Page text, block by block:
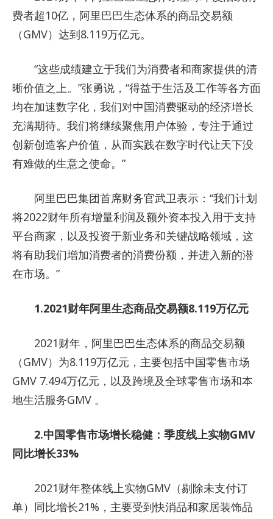
费者超10亿，阿里巴巴生态体系的商品交易额
（GMV）达到8.119万亿元。
“这些成绩建立于我们为消费者和商家提供的清
晰价值之上。”张勇说，“得益于生活及工作等各方面
均在加速数字化，我们对中国消费驱动的经济增长
充满期待。我们将继续聚焦用户体验，专注于通过
创新创造客户价值，从而实践在数字时代让天下没
有难做的生意之使命。”
阿里巴巴集团首席财务官武卫表示：“我们计划
将2022财年所有增量利润及额外资本投入用于支持
平台商家，以及投资于新业务和关键战略领域，这
将有助我们增加消费者的消费份额，并进入新的潜
在市场。”
1.2021财年阿里生态商品交易额8.119万亿元
2021财年，阿里巴巴生态体系的商品交易额
（GMV）为8.119万亿元，主要包括中国零售市场
GMV 7.494万亿元，以及跨境及全球零售市场和本
地生活服务GMV 。
2.中国零售市场增长稳健：季度线上实物GMV
同比增长33%
2021财年整体线上实物GMV（剔除未支付订
单）同比增长21%，主要受到快消品和家居装饰品